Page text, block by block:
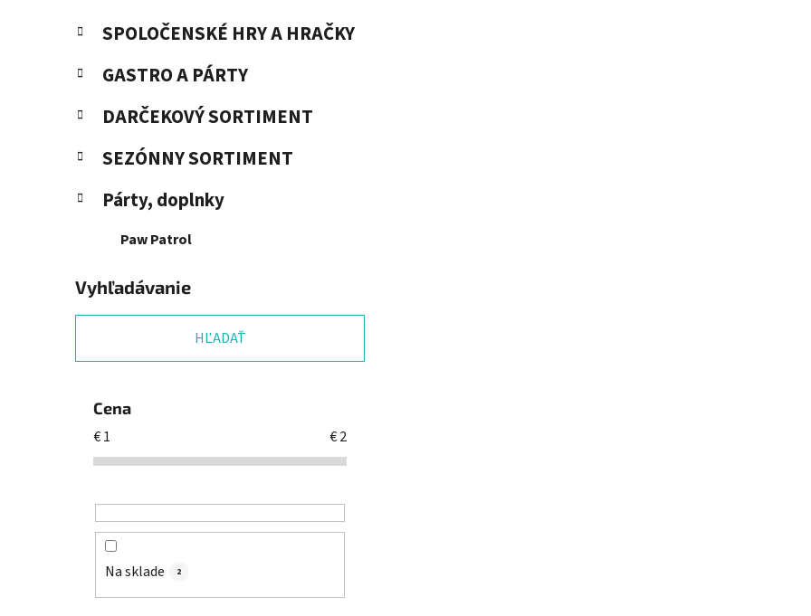
SPOLOČENSKÉ HRY A HRAČKY
GASTRO A PÁRTY
DARČEKOVÝ SORTIMENT
SEZÓNNY SORTIMENT
Párty, doplnky
Paw Patrol
Vyhľadávanie
HĽADAŤ
Cena
€1 €2
Na sklade 2